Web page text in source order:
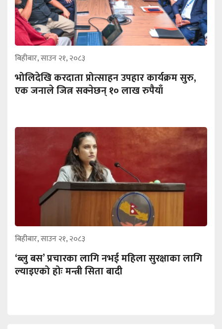
बिहीबार, साउन २१, २०८३
भोलिदेखि करदाता प्रोत्साहन उपहार कार्यक्रम सुरु,
एक जनाले जित्न सक्नेछन् १० लाख रुपैयाँ
बिहीबार, साउन २१, २०८३
‘ब्लु बस’ प्रचारका लागि नभई महिला सुरक्षाका लागि
ल्याइएको होः मन्त्री सिता बादी